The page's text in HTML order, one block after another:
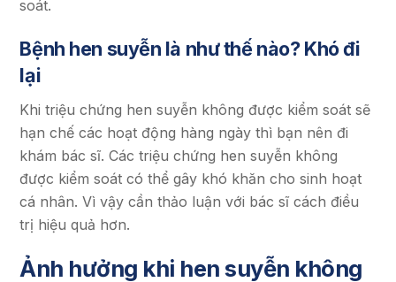
soát.
Bệnh hen suyễn là như thế nào? Khó đi
lại
Khi triệu chứng hen suyễn không được kiểm soát sẽ
hạn chế các hoạt động hàng ngày thì bạn nên đi
khám bác sĩ. Các triệu chứng hen suyễn không
được kiểm soát có thể gây khó khăn cho sinh hoạt
cá nhân. Vì vậy cần thảo luận với bác sĩ cách điều
trị hiệu quả hơn.
Ảnh hưởng khi hen suyễn không